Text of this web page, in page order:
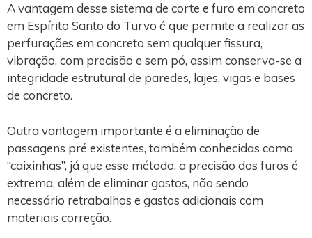
A vantagem desse sistema de corte e furo em concreto
em Espírito Santo do Turvo é que permite a realizar as
perfurações em concreto sem qualquer fissura,
vibração, com precisão e sem pó, assim conserva-se a
integridade estrutural de paredes, lajes, vigas e bases
de concreto.
Outra vantagem importante é a eliminação de
passagens pré existentes, também conhecidas como
“caixinhas”, já que esse método, a precisão dos furos é
extrema, além de eliminar gastos, não sendo
necessário retrabalhos e gastos adicionais com
materiais correção.